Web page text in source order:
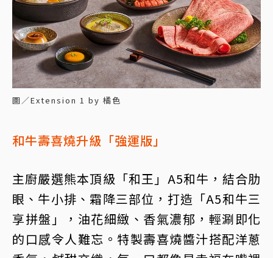
圖／Extension 1 by 橘色
和牛壽喜燒升級「強運版」
主廚嚴選熊本頂級「和王」A5和牛，結合肋
眼、牛小排、霜降三部位，打造「A5和牛三
享拼盤」，油花細緻、香氣濃郁，輕涮即化
的口感令人難忘。特製壽喜燒醬汁搭配洋蔥